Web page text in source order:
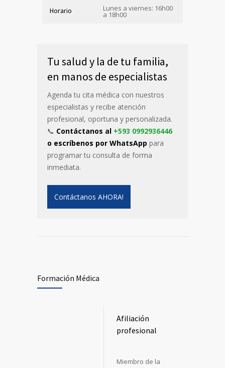
Horario Lunes a viernes: 16h00
a 18h00
Tu salud y la de tu familia,
en manos de especialistas
Agenda tu cita médica con nuestros
especialistas y recibe atención
profesional, oportuna y personalizada.
📞 Contáctanos al +593 0992936446
o escríbenos por WhatsApp para
programar tu consulta de forma
inmediata.
Contáctanos AHORA!
Formación Médica
Afiliación
profesional
Miembro de la